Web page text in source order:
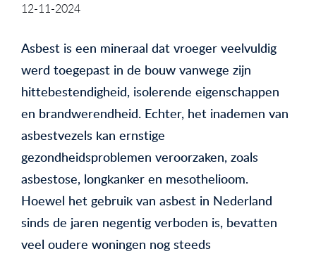
12-11-2024
Asbest is een mineraal dat vroeger veelvuldig
werd toegepast in de bouw vanwege zijn
hittebestendigheid, isolerende eigenschappen
en brandwerendheid. Echter, het inademen van
asbestvezels kan ernstige
gezondheidsproblemen veroorzaken, zoals
asbestose, longkanker en mesothelioom.
Hoewel het gebruik van asbest in Nederland
sinds de jaren negentig verboden is, bevatten
veel oudere woningen nog steeds